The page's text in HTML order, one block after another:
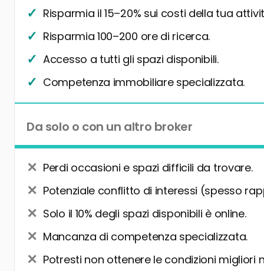
Risparmia il 15–20% sui costi della tua
Risparmia 100–200 ore di ricerca.
Accesso a tutti gli spazi disponibili.
Competenza immobiliare specializzata.
Da solo o con un altro broker
Perdi occasioni e spazi difficili da trovare.
Potenziale conflitto di interessi (spesso
Solo il 10% degli spazi disponibili è online.
Mancanza di competenza specializzata.
Potresti non ottenere le condizioni migliori